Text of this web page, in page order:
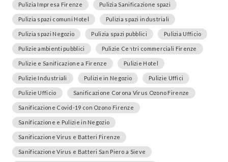
Pulizia Impresa Firenze Pulizia Sanificazione spazi
Pulizia spazi comuni Hotel Pulizia spazi industriali
Pulizia spazi Negozio Pulizia spazi pubblici Pulizia Ufficio
Pulizie ambienti pubblici Pulizie Centri commerciali Firenze
Pulizie e Sanificazione a Firenze Pulizie Hotel
Pulizie Industriali Pulizie in Negozio Pulizie Uffici
Pulizie Ufficio Sanificazione Corona Virus Ozono Firenze
Sanificazione Covid-19 con Ozono Firenze
Sanificazione e Pulizie in Negozio
Sanificazione Virus e Batteri Firenze
Sanificazione Virus e Batteri San Piero a Sieve